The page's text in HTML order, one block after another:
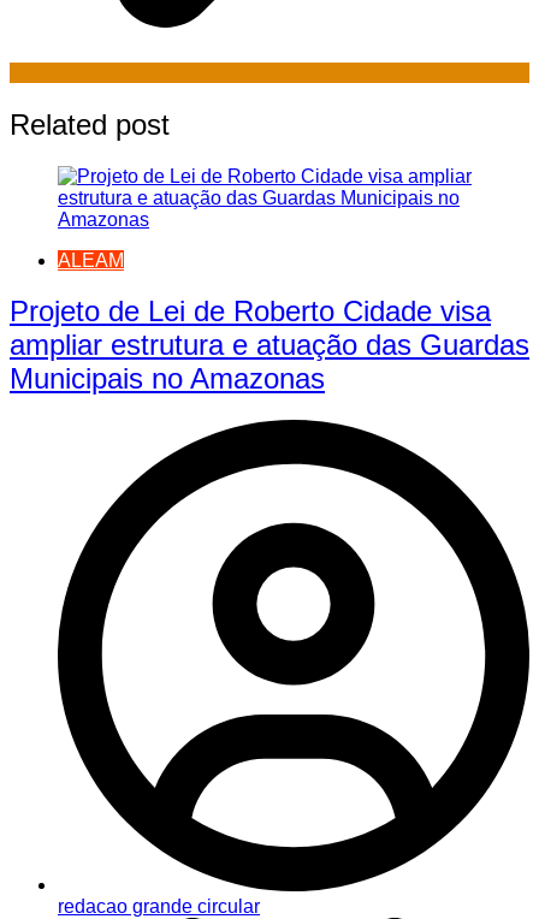
Related post
ALEAM
Projeto de Lei de Roberto Cidade visa
ampliar estrutura e atuação das Guardas
Municipais no Amazonas
redacao grande circular